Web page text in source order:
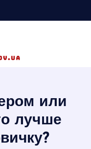
или
лучше